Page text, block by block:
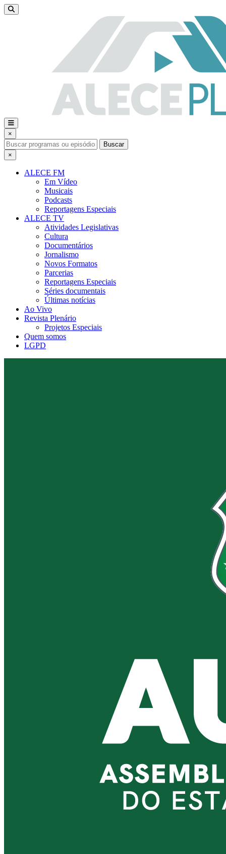
×
Buscar
×
ALECE FM
Em Vídeo
Musicais
Podcasts
Reportagens Especiais
ALECE TV
Atividades Legislativas
Cultura
Documentários
Jornalismo
Novos Formatos
Parcerias
Reportagens Especiais
Séries documentais
Últimas notícias
Ao Vivo
Revista Plenário
Projetos Especiais
Quem somos
LGPD